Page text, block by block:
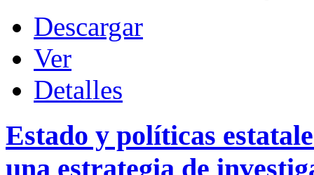
Descargar
Ver
Detalles
Estado y políticas
una estrategia de